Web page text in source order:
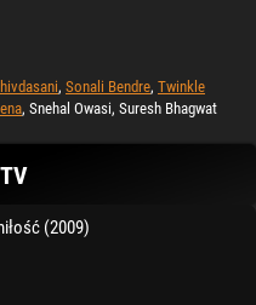
, Sonali Bendre, Twinkle
, Snehal Owasi, Suresh Bhagwat
(2009)